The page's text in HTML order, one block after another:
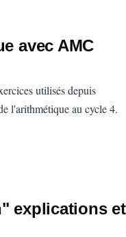
avec AMC
utilisés depuis
l'arithmétique au cycle 4.
explications et